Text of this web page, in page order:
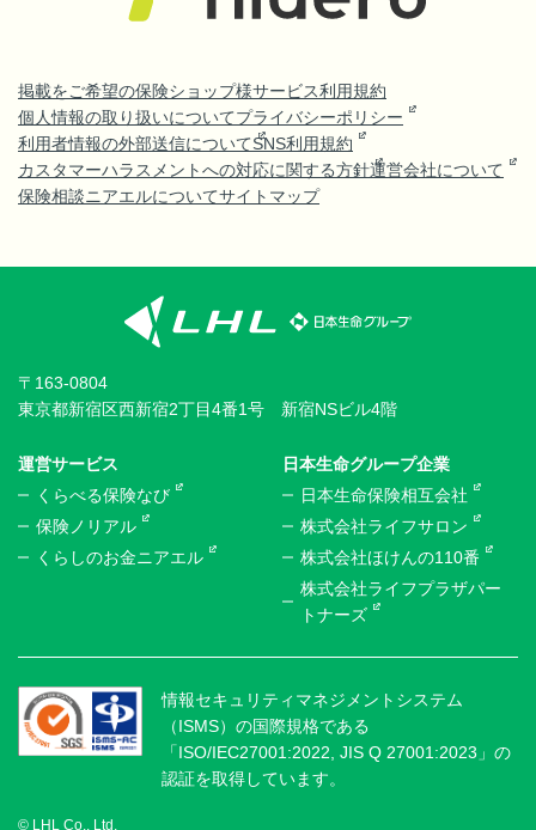
掲載をご希望の保険ショップ様サービス利用規約
個人情報の取り扱いについてプライバシーポリシー
利用者情報の外部送信についてSNS利用規約
カスタマーハラスメントへの対応に関する方針運営会社について
保険相談ニアエルについてサイトマップ
〒163-0804
東京都新宿区西新宿2丁目4番1号 新宿NSビル4階
運営サービス
くらべる保険なび
保険ノリアル
くらしのお金ニアエル
日本生命グループ企業
日本生命保険相互会社
株式会社ライフサロン
株式会社ほけんの110番
株式会社ライフプラザパー
トナーズ
情報セキュリティマネジメントシステム
（ISMS）の国際規格である
「ISO/IEC27001:2022, JIS Q 27001:2023」の
認証を取得しています。
© LHL Co., Ltd.